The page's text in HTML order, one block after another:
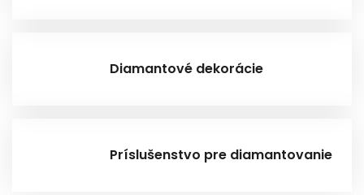
Diamantové dekorácie
Príslušenstvo pre diamantovanie